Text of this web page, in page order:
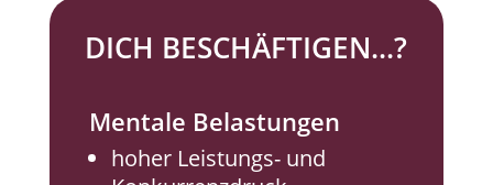
DICH BESCHÄFTIGEN...?
Mentale Belastungen
hoher Leistungs- und